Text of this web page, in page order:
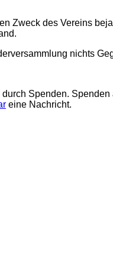
Zweck des Vereins
nichts
Spenden.
eine Nachricht.